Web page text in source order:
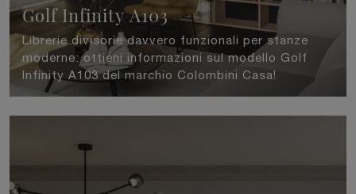
Golf Infinity A103
Librerie divisorie davvero funzionali per stanze
moderne: ottieni informazioni sul modello Golf
Infinity A103 del marchio Colombini Casa!